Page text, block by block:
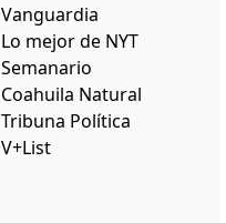
Vanguardia
Lo mejor de NYT
Semanario
Coahuila Natural
Tribuna Política
V+List